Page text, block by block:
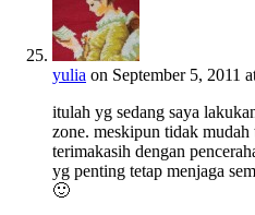
yulia on September 5, 2011
itulah yg sedang saya
zone. meskipun tidak
terimakasih dengan
yg penting tetap menjaga
🙂